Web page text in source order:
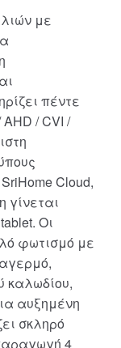
με
πέντε
/ CVI /
Cloud,
Οι
φωτισμό με
καλωδίου,
αυξημένη
σκληρό
4